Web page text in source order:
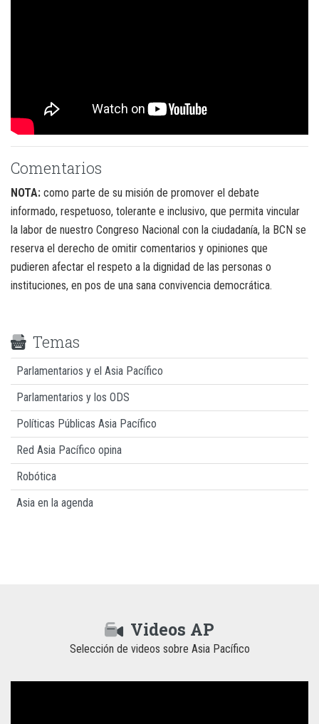
Comentarios
NOTA: como parte de su misión de promover el debate
informado, respetuoso, tolerante e inclusivo, que permita vincular
la labor de nuestro Congreso Nacional con la ciudadanía, la BCN se
reserva el derecho de omitir comentarios y opiniones que
pudieren afectar el respeto a la dignidad de las personas o
instituciones, en pos de una sana convivencia democrática.
Temas
Parlamentarios y el Asia Pacífico
Parlamentarios y los ODS
Políticas Públicas Asia Pacífico
Red Asia Pacífico opina
Robótica
Asia en la agenda
Videos AP
Selección de videos sobre Asia Pacífico